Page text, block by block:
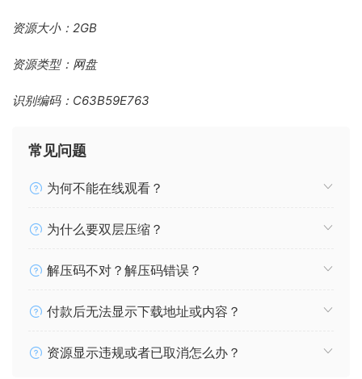
资源大小：2GB
资源类型：网盘
识别编码：C63B59E763
常见问题
为何不能在线观看？
为什么要双层压缩？
解压码不对？解压码错误？
付款后无法显示下载地址或内容？
资源显示违规或者已取消怎么办？